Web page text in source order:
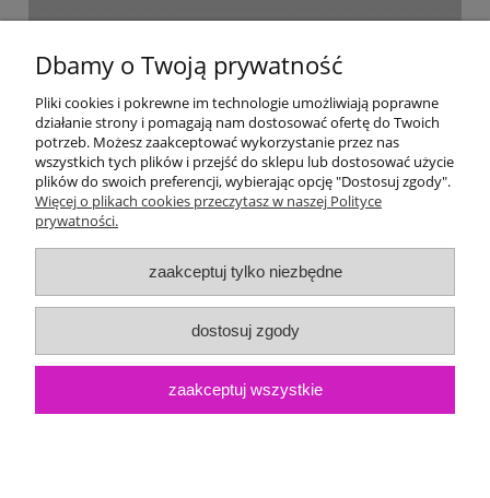
Moje konto
Gwarancja i zwroty
O firmie
Dbamy o Twoją prywatność
Pliki cookies i pokrewne im technologie umożliwiają poprawne
działanie strony i pomagają nam dostosować ofertę do Twoich
potrzeb. Możesz zaakceptować wykorzystanie przez nas
wszystkich tych plików i przejść do sklepu lub dostosować użycie
plików do swoich preferencji, wybierając opcję "Dostosuj zgody".
Więcej o plikach cookies przeczytasz w naszej Polityce
prywatności.
zaakceptuj tylko niezbędne
dostosuj zgody
zaakceptuj wszystkie